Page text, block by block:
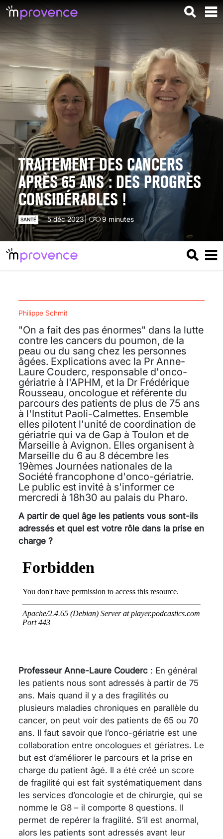
TRAITEMENT DES CANCERS
APRÈS 65 ANS : DES PROGRÈS
CONSIDÉRABLES !
SANTÉ 5 déc 2023 9 minutes
"On a fait des pas énormes" dans la lutte
contre les cancers du poumon, de la
peau ou du sang chez les personnes
âgées. Explications avec la Pr Anne-
Laure Couderc, responsable d'onco-
gériatrie à l'APHM, et la Dr Frédérique
Rousseau, oncologue et référente du
parcours des patients de plus de 75 ans
à l'Institut Paoli-Calmettes. Ensemble
elles pilotent l'unité de coordination de
gériatrie qui va de Gap à Toulon et de
Marseille à Avignon. Elles organisent à
Marseille du 6 au 8 décembre les
19èmes Journées nationales de la
Société francophone d'onco-gériatrie.
Le public est invité à s'informer ce
mercredi à 18h30 au palais du Pharo.
Philippe Schmit
A partir de quel âge les patients vous sont-ils
adressés et quel est votre rôle dans la prise en
charge ?
Professeur Anne-Laure Couderc : En général
les patients nous sont adressés à partir de 75
ans. Mais quand il y a des fragilités ou
plusieurs maladies chroniques en parallèle du
cancer, on peut voir des patients de 65 ou 70
ans. Il faut savoir que l’onco-gériatrie est une
collaboration entre oncologues et gériatres. Le
but est d’améliorer le parcours et la prise en
charge du patient âgé. Il a été créé un score
de fragilité qui est fait systématiquement dans
les services d’oncologie et de chirurgie, qui se
nomme le G8 – il comporte 8 questions. Il
permet de repérer la fragilité. S’il est anormal,
alors les patients sont adressés avant leur